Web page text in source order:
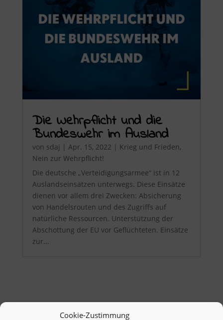
Cookie-Zustimmung
Die Wehrpflicht und die
Bundeswehr im Ausland
von sdaj | Apr. 15, 2022 | Krieg und Frieden,
Nein zur Wehrpflicht!
Die deutsche „Verteidigungsarmee“ ist in 12
Auslandseinsätzen unterwegs. Diese Einsätze
dienen vor allem drei Zwecken: Absicherung
von Handelsrouten und des Zugriffs auf
natürliche Ressourcen. Unterstützung der
Abschottung der EU vor Geflüchteten. Einsätze
zur...